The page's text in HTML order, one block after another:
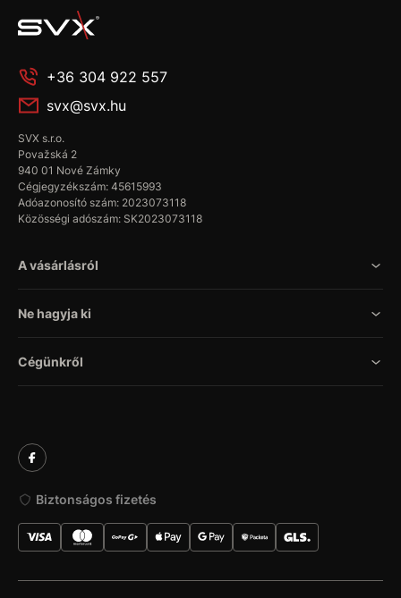
+36 304 922 557
svx@svx.hu
SVX s.r.o.
Považská 2
940 01 Nové Zámky
Cégjegyzékszám: 45615993
Adóazonosító szám: 2023073118
Közösségi adószám: SK2023073118
A vásárlásról
Ne hagyja ki
Cégünkről
Biztonságos fizetés